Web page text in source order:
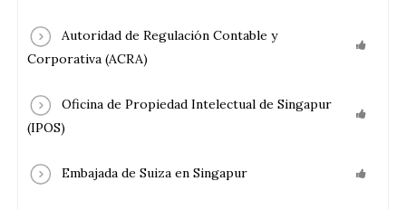
Autoridad de Regulación Contable y
Corporativa (ACRA)
Oficina de Propiedad Intelectual de Singapur
(IPOS)
Embajada de Suiza en Singapur